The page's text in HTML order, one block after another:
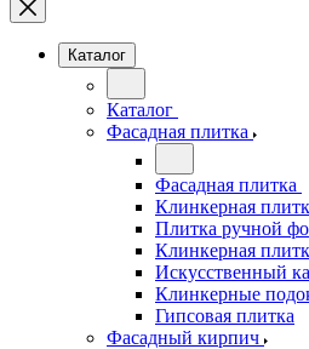
Каталог
Каталог
Фасадная плитка
Фасадная плитка
Клинкерная
Плитка ручной
Клинкерная
Искусственный
Клинкерные
Гипсовая плитка
Фасадный кирпич